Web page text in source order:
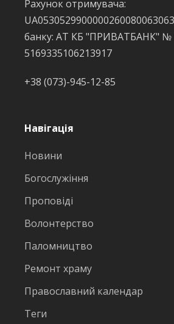
Рахунок отримувача:
банку: АТ КБ "ПРИВАТБАНК" №
5169335106213917
+38 (073)-945-12-85
Навігація
Новини
Богослужіння
Проповіді
Волонтерство
Паломництво
Ремонт храму
Православний календар
Теги